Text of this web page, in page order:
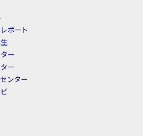
ポート
ー
ー
ンター